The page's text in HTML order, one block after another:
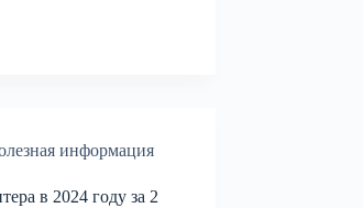
информация
в 2024 году за 2